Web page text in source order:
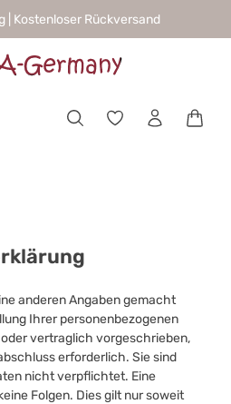
| Kostenloser Rückversand
anderen Angaben gemacht
Ihrer personenbezogenen
vertraglich vorgeschrieben,
erforderlich. Sie sind
nicht verpflichtet. Eine
Folgen. Dies gilt nur soweit